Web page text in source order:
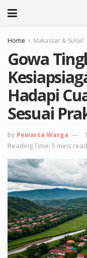
Home Makassar & Sulsel
Gowa
Hadapi
Sesuai
by Pewarta Warga
Reading Time: 5 mins read